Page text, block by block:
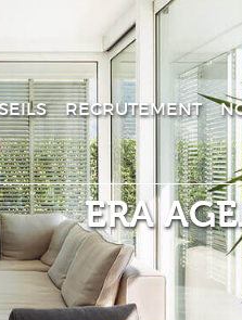
RECRUTEMENT
ERA